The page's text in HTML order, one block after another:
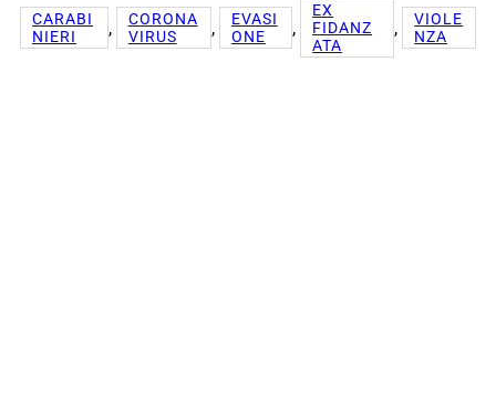
CARABI
NIERI
,
CORONA
VIRUS
,
EVASI
ONE
,
EX
FIDANZ
ATA
,
VIOLE
NZA